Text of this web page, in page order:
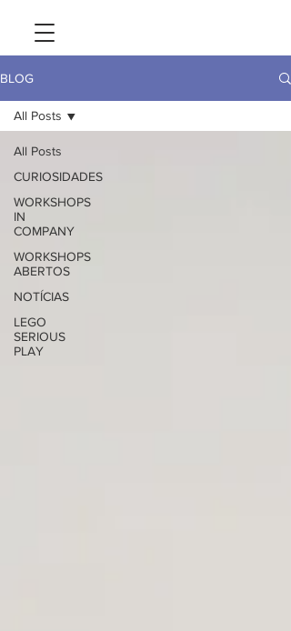
BLOG
All Posts
CURIOSIDADES
WORKSHOPS
IN
COMPANY
WORKSHOPS
ABERTOS
NOTÍCIAS
LEGO
SERIOUS
PLAY
All Posts